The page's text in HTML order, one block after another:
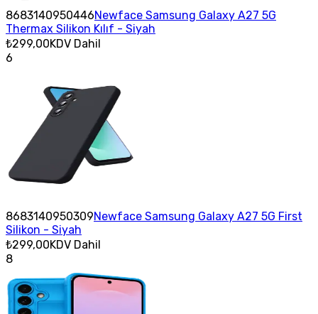
8683140950446Newface Samsung Galaxy A27 5G
Thermax Silikon Kılıf - Siyah
₺299,00KDV Dahil
6
8683140950309Newface Samsung Galaxy A27 5G First
Silikon - Siyah
₺299,00KDV Dahil
8